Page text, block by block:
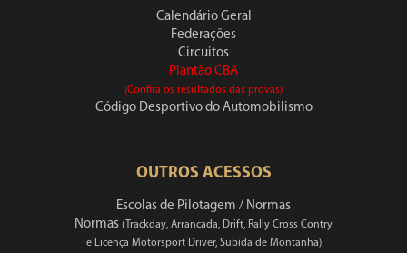
Calendário Geral
Federações
Circuitos
Plantão CBA
(Confira os resultados das provas)
Código Desportivo do Automobilismo
OUTROS ACESSOS
Escolas de Pilotagem / Normas
Normas (Trackday, Arrancada, Drift, Rally Cross Contry
e Licença Motorsport Driver, Subida de Montanha)